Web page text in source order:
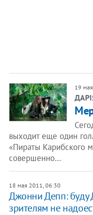
19
выходит еще один
«Пираты Карибского
совершенно…
18 мая 2011, 06:30
Джонни Депп: буду
зрителям не